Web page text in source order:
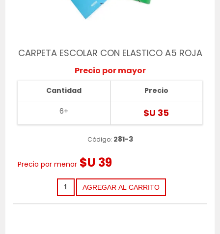
CARPETA ESCOLAR CON ELASTICO A5 ROJA
Precio por mayor
Cantidad
6+
Precio
$U 35
Código: 281-3
Precio por menor $U 39